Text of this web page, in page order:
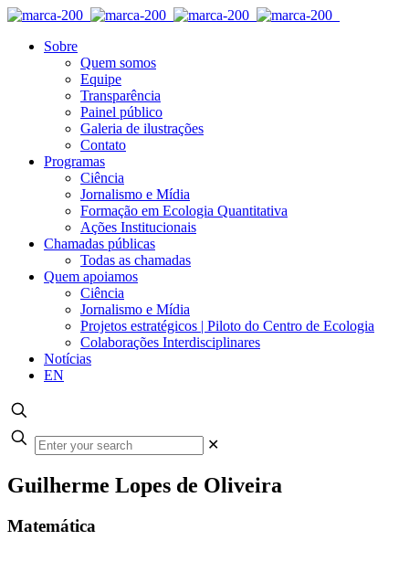
Sobre
Quem somos
Equipe
Transparência
Painel público
Galeria de ilustrações
Contato
Programas
Ciência
Jornalismo e Mídia
Formação em Ecologia Quantitativa
Ações Institucionais
Chamadas públicas
Todas as chamadas
Quem apoiamos
Ciência
Jornalismo e Mídia
Projetos estratégicos | Piloto do Centro de Ecologia
Colaborações Interdisciplinares
Notícias
EN
✕
Guilherme Lopes de Oliveira
Matemática